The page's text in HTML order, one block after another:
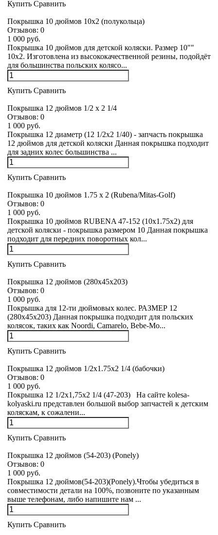
Купить Сравнить
Покрышка 10 дюймов 10х2 (полукольца)
Отзывов: 0
1 000 руб.
Покрышка 10 дюймов для детской коляски. Размер 10""
10х2. Изготовлена из высококачественной резины, подойдёт
для большинства польских колясо...
Купить Сравнить
Покрышка 12 дюймов 1/2 x 2 1/4
Отзывов: 0
1 000 руб.
Покрышка 12 диаметр (12 1/2х2 1/40) - запчасть покрышка
12 дюймов для детской коляски Данная покрышка подходит
для задних колес большинства ...
Купить Сравнить
Покрышка 10 дюймов 1.75 x 2 (Rubena/Mitas-Golf)
Отзывов: 0
1 000 руб.
Покрышка 10 дюймов RUBENA 47-152 (10x1.75x2) для
детской коляски - покрышка размером 10 Данная покрышка
подходит для передних поворотных кол...
Купить Сравнить
Покрышка 12 дюймов (280x45x203)
Отзывов: 0
1 000 руб.
Покрышка для 12-ти дюймовых колес. РАЗМЕР 12
(280х45х203) Данная покрышка подходит для польских
колясок, таких как Noordi, Camarelo, Bebe-Mo...
Купить Сравнить
Покрышка 12 дюймов 1/2x1.75x2 1/4 (бабочки)
Отзывов: 0
1 000 руб.
Покрышка 12 1/2х1,75x2 1/4 (47-203) На сайте kolesa-
kolyaski.ru представлен большой выбор запчастей к детским
коляскам, к сожалени...
Купить Сравнить
Покрышка 12 дюймов (54-203) (Ponely)
Отзывов: 0
1 000 руб.
Покрышка 12 дюймов(54-203)(Ponely).Чтобы убедиться в
совместимости детали на 100%, позвоните по указанным
выше телефонам, либо напишите нам ...
Купить Сравнить